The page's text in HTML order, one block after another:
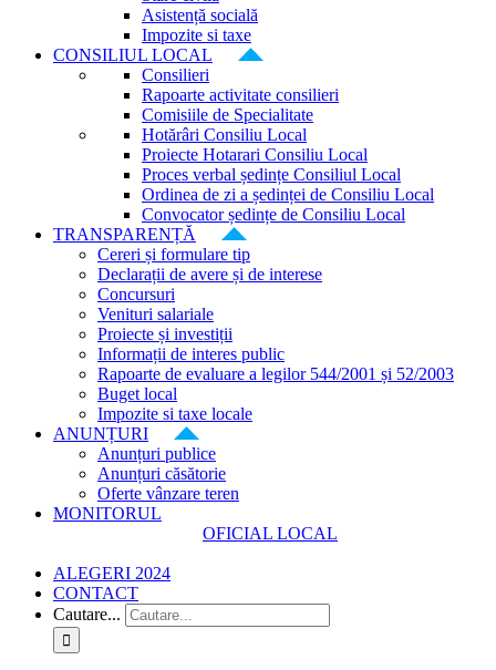
Asistență socială
Impozite si taxe
CONSILIUL LOCAL
Consilieri
Rapoarte activitate consilieri
Comisiile de Specialitate
Hotărâri Consiliu Local
Proiecte Hotarari Consiliu Local
Proces verbal ședințe Consiliul Local
Ordinea de zi a ședinței de Consiliu Local
Convocator ședințe de Consiliu Local
TRANSPARENȚĂ
Cereri și formulare tip
Declarații de avere și de interese
Concursuri
Venituri salariale
Proiecte și investiții
Informații de interes public
Rapoarte de evaluare a legilor 544/2001 și 52/2003
Buget local
Impozite si taxe locale
ANUNȚURI
Anunțuri publice
Anunțuri căsătorie
Oferte vânzare teren
MONITORUL
OFICIAL LOCAL
ALEGERI 2024
CONTACT
Cautare...